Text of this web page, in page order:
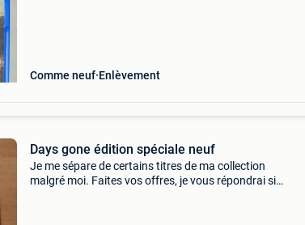
Comme neuf Enlèvement
Days gone édition spéciale neuf
Je me sépare de certains titres de ma collection
malgré moi. Faites vos offres, je vous répondrai si